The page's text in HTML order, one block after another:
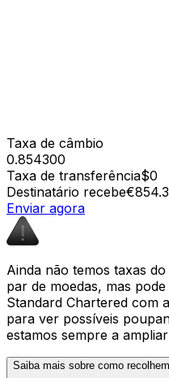
Taxa de câmbio
0.854300
Taxa de transferência$0
Destinatário recebe
Enviar agora
Ainda não temos taxas
par de moedas, mas
Standard Chartered com
para ver possíveis
estamos sempre a
Saiba mais sobre como